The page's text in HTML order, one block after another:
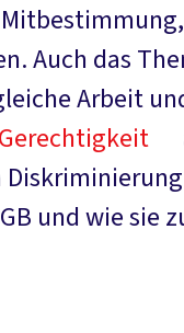
Auch das
Arbeit
Gerechtigkeit
und wie sie